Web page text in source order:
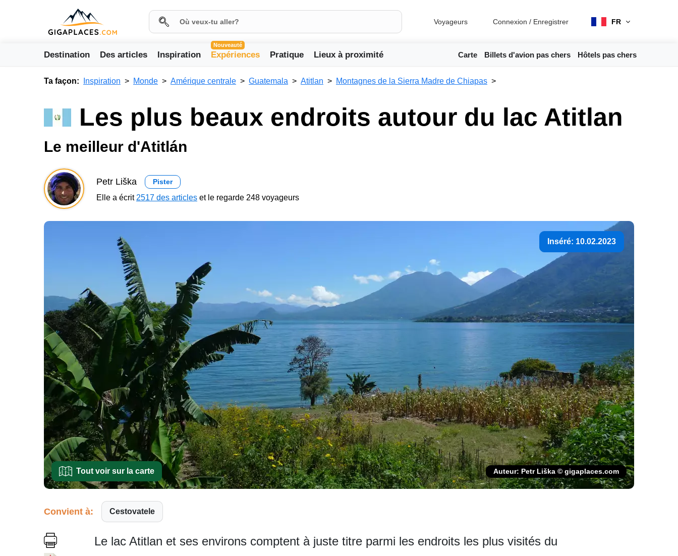
Voyageurs Connexion / Enregistrer FR
Destination Des articles Inspiration
Nouveauté
Expériences Pratique Lieux à proximité Carte Billets d'avion pas chers Hôtels pas chers
Ta façon: Inspiration Monde Amérique centrale Guatemala Atitlan Montagnes de la Sierra Madre de Chiapas
Les plus beaux endroits autour du lac Atitlan
Le meilleur d'Atitlán
Petr Liška Pister
Elle a écrit 2517 des articles et le regarde 248 voyageurs
Inséré: 10.02.2023
Tout voir sur la carte Auteur: Petr Liška © gigaplaces.com
Convient à: Cestovatele
Le lac Atitlan et ses environs comptent à juste titre parmi les endroits les plus visités du